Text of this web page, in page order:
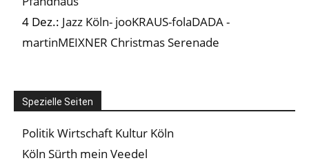
4 Dez.: Jazz Köln- jooKRAUS-folaDADA -
martinMEIXNER Christmas Serenade
Spezielle Seiten
Politik Wirtschaft Kultur Köln
Köln Sürth mein Veedel